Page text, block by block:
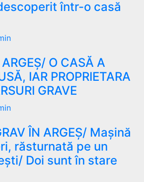
într-o casă
O CASĂ A
IAR PROPRIETARA
GRAVE
ÎN ARGEȘ/ Mașină
răsturnată pe un
Doi sunt în stare